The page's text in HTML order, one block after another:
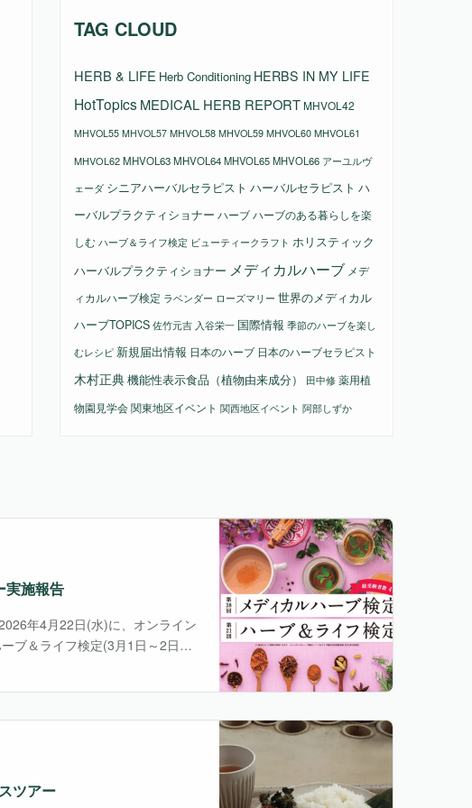
TAG CLOUD
HERB & LIFE Herb Conditioning HERBS IN MY LIFE
HotTopics MEDICAL HERB REPORTMHVOL42
MHVOL55 MHVOL57 MHVOL58 MHVOL59 MHVOL60 MHVOL61
MHVOL62MHVOL63MHVOL64MHVOL65MHVOL66 アーユルヴ
ェーダ シニアハーバルセラピスト ハーバルセラピスト ハ
ーバルプラクティショナー ハーブハーブのある暮らしを楽
しむ ハーブ＆ライフ検定 ビューティークラフト ホリスティック
ハーバルプラクティショナー メディカルハーブ メデ
ィカルハーブ検定 ラベンダー ローズマリー 世界のメディカル
ハーブTOPICS佐竹元吉 入谷栄一 国際情報 季節のハーブを楽し
むレシピ 新規届出情報 日本のハーブ 日本のハーブセラピスト
木村正典機能性表示食品（植物由来成分） 田中修 薬用植
物園見学会関東地区イベント 関西地区イベント 阿部しずか
実施報告
年4月22日(水)に、オンライン
ブ＆ライフ検定(3月1日～2日実
ツアー